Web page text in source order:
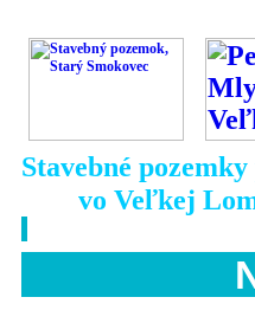
Stavebné
vo Veľkej